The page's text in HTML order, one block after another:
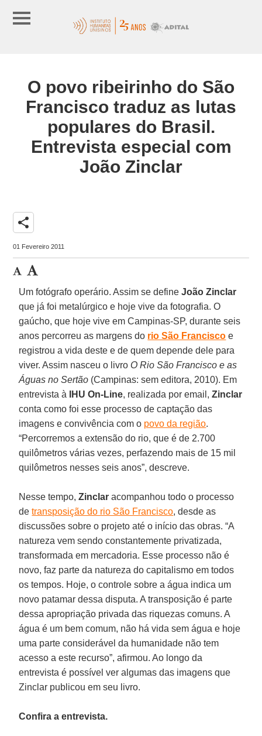
O povo ribeirinho do São
Francisco traduz as lutas
populares do Brasil.
Entrevista especial com
João Zinclar
share
01 Fevereiro 2011
Um fotógrafo operário. Assim se defineJoão Zinclar
que já foi metalúrgico e hoje vive da fotografia. O
gaúcho, que hoje vive em Campinas-SP, durante seis
anos percorreu as margens do rio São Francisco e
registrou a vida deste e de quem depende dele para
viver. Assim nasceu o livro O Rio São Francisco e as
Águas no Sertão (Campinas: sem editora, 2010). Em
entrevista à IHU On-Line, realizada por email,Zinclar
conta como foi esse processo de captação das
imagens e convivência com o povo da região.
“Percorremos a extensão do rio, que é de 2.700
quilômetros várias vezes, perfazendo mais de 15 mil
quilômetros nesses seis anos”, descreve.
Nesse tempo,Zinclar acompanhou todo o processo
detransposição do rio São Francisco, desde as
discussões sobre o projeto até o início das obras. “A
natureza vem sendo constantemente privatizada,
transformada em mercadoria. Esse processo não é
novo, faz parte da natureza do capitalismo em todos
os tempos. Hoje, o controle sobre a água indica um
novo patamar dessa disputa. A transposição é parte
dessa apropriação privada das riquezas comuns. A
água é um bem comum, não há vida sem água e hoje
uma parte considerável da humanidade não tem
acesso a este recurso”, afirmou. Ao longo da
entrevista é possível ver algumas das imagens que
Zinclar publicou em seu livro.
Confira a entrevista.